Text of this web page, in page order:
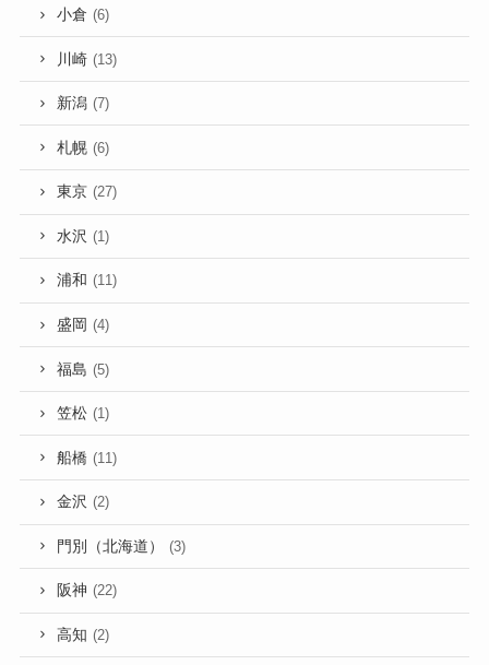
小倉 (6)
川崎 (13)
新潟 (7)
札幌 (6)
東京 (27)
水沢 (1)
浦和 (11)
盛岡 (4)
福島 (5)
笠松 (1)
船橋 (11)
金沢 (2)
門別（北海道） (3)
阪神 (22)
高知 (2)